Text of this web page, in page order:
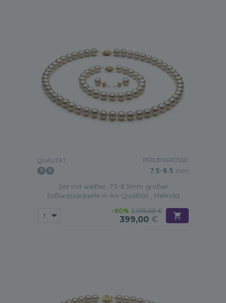
QUALITÄT: PERLENGRÖSSE:
7.5-8.5 mm
Set mit weißer, 7.5-8.5mm großer
Süßwasserperle in AA-Qualität , Melinda
-80% 2.019,00 €
399,00 €